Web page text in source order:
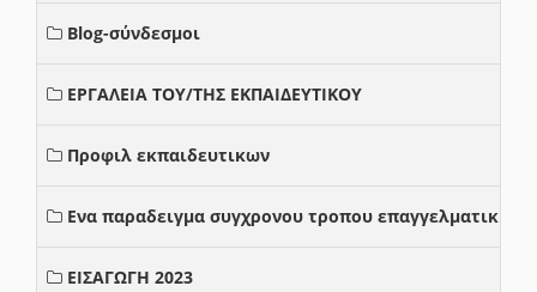
Blog-σύνδεσμοι
ΕΡΓΑΛΕΙΑ ΤΟΥ/ΤΗΣ ΕΚΠΑΙΔΕΥΤΙΚΟΥ
Προφιλ εκπαιδευτικων
Ενα παραδειγμα συγχρονου τροπου επαγγελματικης
ΕΙΣΑΓΩΓΗ 2023